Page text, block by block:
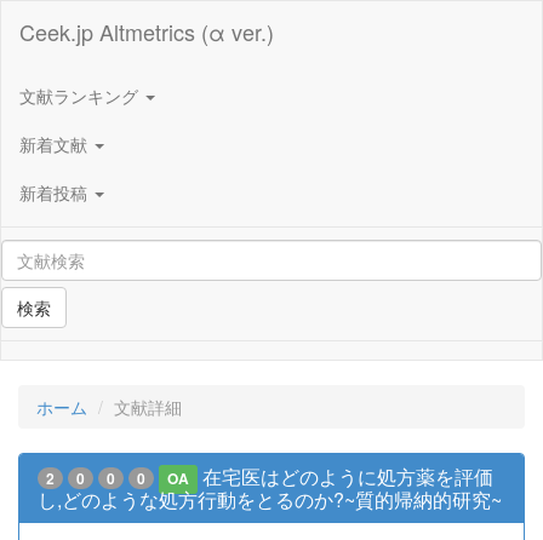
Ceek.jp Altmetrics (α ver.)
文献ランキング
新着文献
新着投稿
検索
ホーム 文献詳細
2 0 0 0 OA
在宅医はどのように処方薬を評価
し,どのような処方行動をとるのか?~質的帰納的研究~